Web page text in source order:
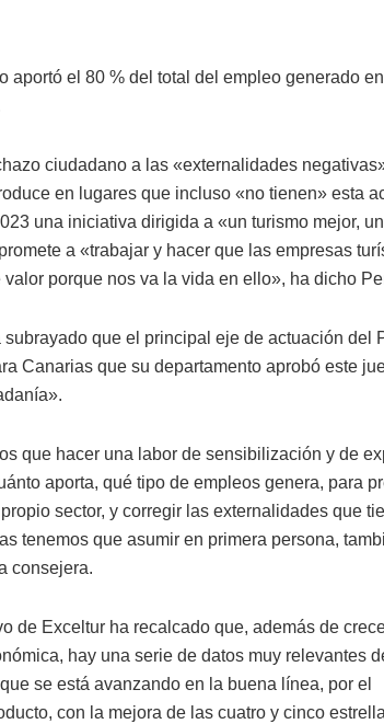
aportó el 80 % del total del empleo generado
ciudadano a las «externalidades
en lugares que incluso «no tienen» esta
una iniciativa dirigida a «un turismo mejor,
a «trabajar y hacer que las empresas
porque nos va la vida en ello», ha dicho
que el principal eje de actuación del
Canarias que su departamento aprobó este
que hacer una labor de sensibilización y de
aporta, qué tipo de empleos genera, para
sector, y corregir las externalidades que
tenemos que asumir en primera persona,
consejera.
de Exceltur ha recalcado que, además de
hay una serie de datos muy relevantes
se está avanzando en la buena línea, por el
con la mejora de las cuatro y cinco